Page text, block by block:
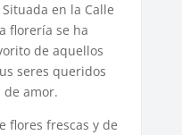
en la Calle
florería se ha
de aquellos
seres queridos
de amor.
flores frescas y de